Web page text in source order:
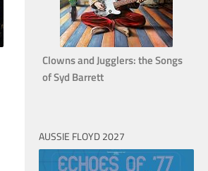
Clowns and Jugglers: the Songs
of Syd Barrett
AUSSIE FLOYD 2027